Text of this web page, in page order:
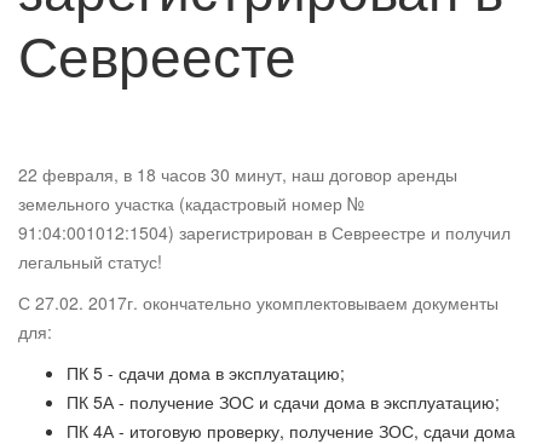
Севреесте
22 февраля, в 18 часов 30 минут, наш договор аренды
земельного участка (кадастровый номер №
91:04:001012:1504) зарегистрирован в Севреестре и получил
легальный статус!
С 27.02. 2017г. окончательно укомплектовываем документы
для:
ПК 5 - сдачи дома в эксплуатацию;
ПК 5А - получение ЗОС и сдачи дома в эксплуатацию;
ПК 4А - итоговую проверку, получение ЗОС, сдачи дома